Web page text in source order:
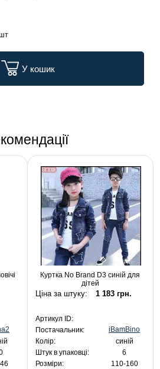
У кошик
Куртка No Brand D3 синій для
дітей
Ціна за штуку: 1 183 грн.
Артикул ID:
Постачальник:
iBamBino
Колір:
синій
Штук в упаковці:
6
Розміри:
110-160